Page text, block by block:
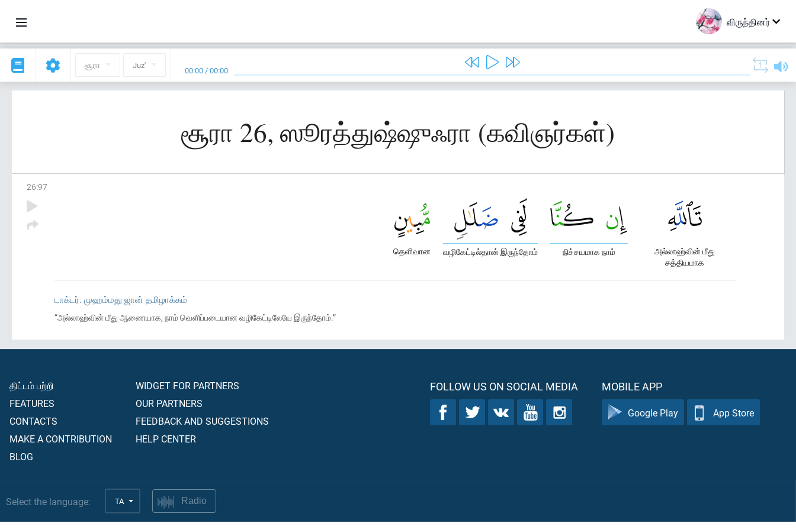
விருந்தினர்
சூரா Juz' 00:00 /00:00
சூரா 26, ஸூரத்துஷ்ஷுஃரா (கவிஞர்கள்)
26:97
அல்லாஹ்வின் மீது
சத்தியமாக
நிச்சயமாக நாம்
வழிகேட்டில்தான் இருந்தோம்
தெளிவான
டாக்டர். முஹம்மது ஜான் தமிழாக்கம்
“அல்லாஹ்வின் மீது ஆணையாக, நாம் வெளிப்படையான வழிகேட்டிலேயே இருந்தோம்.”
திட்டம் பற்றி
FEATURES
CONTACTS
MAKE A CONTRIBUTION
BLOG
WIDGET FOR PARTNERS
OUR PARTNERS
FEEDBACK AND SUGGESTIONS
HELP CENTER
FOLLOW US ON SOCIAL MEDIA MOBILE APP
Google Play App Store
Select the language: TA Radio